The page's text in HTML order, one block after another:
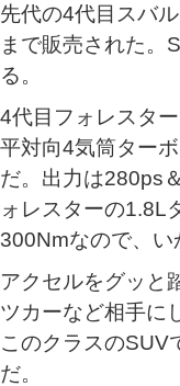
先代の4代目スバ
まで販売された。
る。
4代目フォレスタ
平対向4気筒ター
だ。出力は280ps
ォレスターの1.8L
300Nmなので、い
アクセルをグッと
ツカーなど相手に
このクラスのSUV
だ。